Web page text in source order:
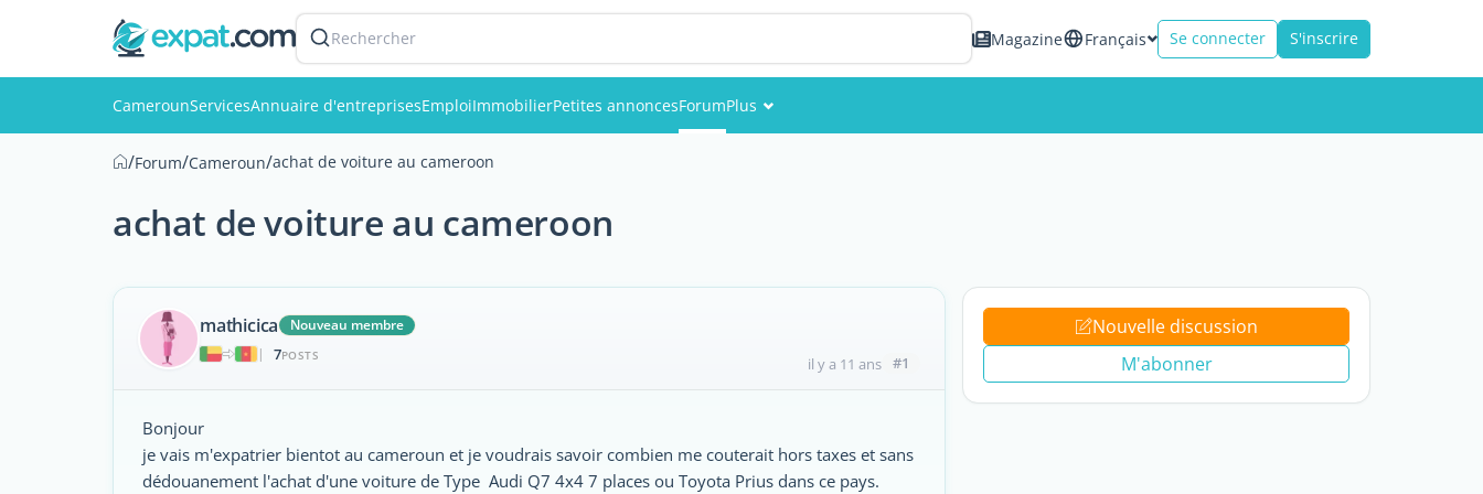
Rechercher Magazine Français Se connecter S'inscrire
CamerounServicesAnnuaire d'entreprisesEmploiImmobilierPetites annoncesForumPlus
/Forum/Cameroun/achat de voiture au cameroon
achat de voiture au cameroon
mathicica
Nouveau membre
|
7POSTS il y a 11 ans #1
Bonjour
je vais m'expatrier bientot au cameroun et je voudrais savoir combien me couterait hors taxes et sans
dédouanement l'achat d'une voiture de Type Audi Q7 4x4 7 places ou Toyota Prius dans ce pays.
Nouvelle discussion
M'abonner